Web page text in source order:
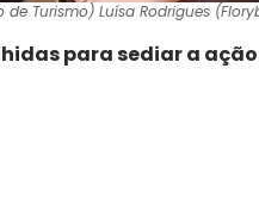
Turismo) Luísa Rodrigues
para sediar a